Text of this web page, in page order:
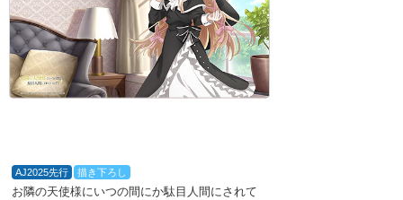
AJ2025先行 描き下ろし
お隣の天使様にいつの間にか駄目人間にされて